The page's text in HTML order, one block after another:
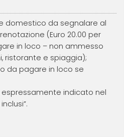
domestico da segnalare al
(Euro 20.00 per
in loco – non ammesso
ristorante e spiaggia);
da pagare in loco se
indicato nel